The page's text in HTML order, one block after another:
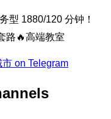
型 1880/120 分钟！
路🔥高端教室
on Telegram